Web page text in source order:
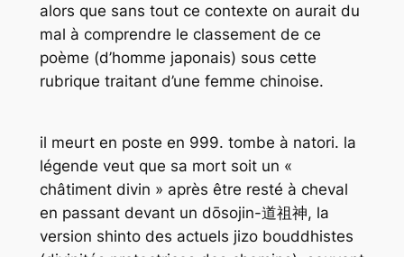
alors que sans tout ce contexte on aurait du
mal à comprendre le classement de ce
poème (d’homme japonais) sous cette
rubrique traitant d’une femme chinoise.
il meurt en poste en 999. tombe à natori. la
légende veut que sa mort soit un «
châtiment divin » après être resté à cheval
en passant devant un dōsojin-道祖神, la
version shinto des actuels jizo bouddhistes